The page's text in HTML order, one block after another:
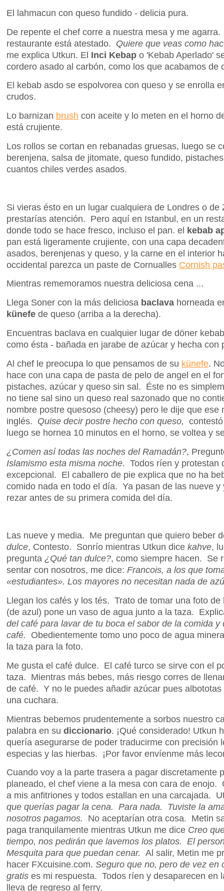
El lahmacun con queso fundido - delicia pura.
De repente el chef corre a nuestra mesa y me
restaurante está atestado. Quiere que veas como
me explica Utkun. El Inci Kebap o 'Kebab Aperlado'
cordero asado al carbón, como los que acabamos de
El kebab asdo se espolvorea con queso y se enrolla
crudos.
Lo barnizan brush con aceite y lo meten en el horno
está crujiente.
Los rollos se cortan en rebanadas gruesas, luego se
berenjena, salsa de jitomate, queso fundido,
cuantos chiles verdes asados.
Si vieras ésto en un lugar cualquiera de Londres o de
prestarías atención. Pero aquí en Istanbul, en un
donde todo se hace fresco, incluso el pan. el kebab
pan está ligeramente crujiente, con una capa
asados, berenjenas y queso, y la carne en el interior
occidental parezca un paste de Cornualles Cornish
Mientras rememoramos nuestra deliciosa cena ...
Llega Soner con la más deliciosa baclava horneada
künefe de queso (arriba a la derecha).
Encuentras baclava en cualquier lugar de döner
como ésta - bañada en jarabe de azúcar y hecha con
Al chef le preocupa lo que pensamos de su künefe.
hace con una capa de pasta de pelo de angel en el
pistaches, azúcar y queso sin sal. Éste no es
no tiene sal sino un queso real sazonado que no
nombre postre quesoso (cheesy) pero le dije que ese
inglés. Quise decir postre hecho con queso,
luego se hornea 10 minutos en el horno, se voltea y
¿Comen así todas las noches del Ramadán?,
Islamismo esta misma noche. Todos ríen y protestan
excepcional. El caballero de pie explica que no ha
comido nada en todo el día. Ya pasan de las nueve y
rezar antes de su primera comida del día.
Las nueve y media. Me preguntan que quiero beber
dulce, Contesto. Sonrío mientras Utkun dice kahve,
pregunta ¿Qué tan dulce?, como siempre hacen. Se
sentar con nosotros, me dice: Francois, a los que
«estudiantes». Los mayores no necesitan nada de
Llegan los cafés y los tés. Trato de tomar una foto
(de azul) pone un vaso de agua junto a la taza.
del café para lavar de tu boca el sabor de la comida y
café. Obedientemente tomo uno poco de agua
la taza para la foto.
Me gusta el café dulce. El café turco se sirve con el
taza. Mientras más bebes, más riesgo corres de
de café. Y no le puedes añadir azúcar pues
una cuchara.
Mientras bebemos prudentemente a sorbos nuestro
palabra en su diccionario. ¡Qué considerado! Utkun
quería asegurarse de poder traducirme con precisión
especias y las hierbas. ¡Por favor envíenme más
Cuando voy a la parte trasera a pagar discretamente
planeado, el chef viene a la mesa con cara de enojo.
a mis anfitriones y todos estallan en una carcajada.
que querías pagar la cena. Para nada. Tuviste la
nosotros pagamos. No aceptarían otra cosa. Metin
paga tranquilamente mientras Utkun me dice Creo
tiempo, nos pedirán que lavemos los platos. El
Mesquita para que puedan cenar. Al salir, Metin me
hacer FXcuisine.com. Seguro que no, pero de vez en
gratis es mi respuesta. Todos ríen y desaparecen en
lleva de regreso al ferry.